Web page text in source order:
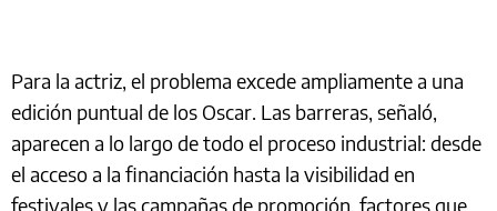
Para la actriz, el problema excede ampliamente a una
edición puntual de los Oscar. Las barreras, señaló,
aparecen a lo largo de todo el proceso industrial: desde
el acceso a la financiación hasta la visibilidad en
festivales y las campañas de promoción, factores que